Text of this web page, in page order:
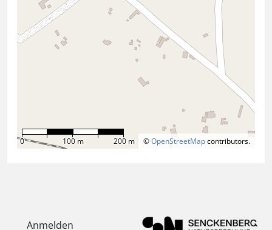
©OpenStreetMapcontributors.
0 100 m 200 m
Anmelden